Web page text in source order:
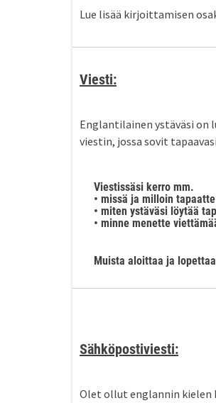
Lue lisää kirjoittamisen
Viesti:
Englantilainen ystäväsi on
viestin, jossa sovit
Viestissäsi kerro mm.
• missä ja milloin tapaatte
• miten ystäväsi löytää
• minne menette
Muista aloittaa ja
Sähköpostiviesti:
Olet ollut englannin kielen